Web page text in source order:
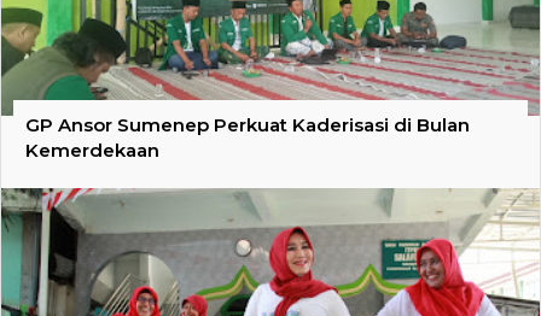
GP Ansor Sumenep Perkuat Kaderisasi di Bulan
Kemerdekaan